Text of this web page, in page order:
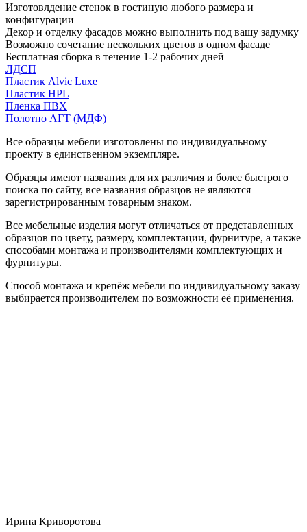
Изготовлдение стенок в гостиную любого размера и
конфигурации
Декор и отделку фасадов можно выполнить под вашу задумку
Возможно сочетание нескольких цветов в одном фасаде
Бесплатная сборка в течение 1-2 рабочих дней
ЛДСП
Пластик Alvic Luxe
Пластик HPL
Пленка ПВХ
Полотно АГТ (МДФ)
Все образцы мебели изготовлены по индивидуальному
проекту в единственном экземпляре.
Образцы имеют названия для их различия и более быстрого
поиска по сайту, все названия образцов не являются
зарегистрированным товарным знаком.
Все мебельные изделия могут отличаться от представленных
образцов по цвету, размеру, комплектации, фурнитуре, а также
способами монтажа и производителями комплектующих и
фурнитуры.
Способ монтажа и крепёж мебели по индивидуальному заказу
выбирается производителем по возможности её применения.
Ирина Криворотова